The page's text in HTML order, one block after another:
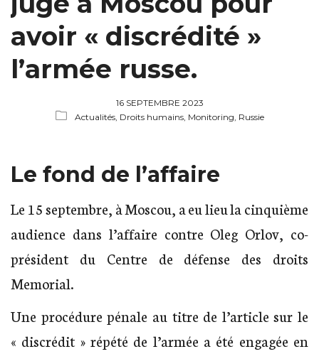
avoir « discrédité »
l’armée russe.
16 SEPTEMBRE 2023
Actualités, Droits humains, Monitoring, Russie
Le fond de l’affaire
Le 15 septembre, à Moscou, a eu lieu la cinquième
audience dans l’affaire contre Oleg Orlov, co-
président du Centre de défense des droits
Memorial.
Une procédure pénale au titre de l’article sur le
« discrédit » répété de l’armée a été engagée en